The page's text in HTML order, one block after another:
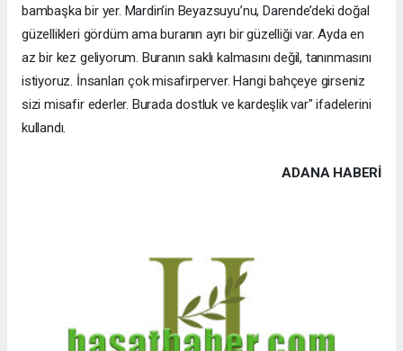
bambaşka bir yer. Mardin’in Beyazsuyu’nu, Darende’deki doğal
güzellikleri gördüm ama buranın ayrı bir güzelliği var. Ayda en
az bir kez geliyorum. Buranın saklı kalmasını değil, tanınmasını
istiyoruz. İnsanları çok misafirperver. Hangi bahçeye girseniz
sizi misafir ederler. Burada dostluk ve kardeşlik var" ifadelerini
kullandı.
ADANA HABERİ